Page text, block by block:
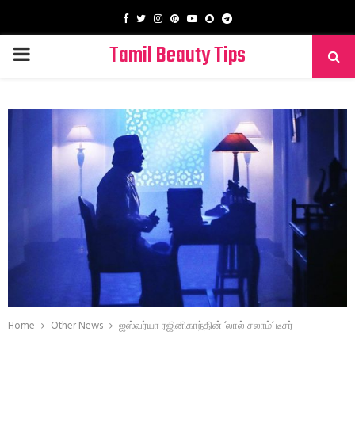
Facebook
TwitterInstagram
PinterestYoutube
SnapchatTelegram
PRIMARY
Tamil Beauty Tips
Home Other News ஐஸ்வர்யா ரஜினிகாந்தின் ‘லால் சலாம்’ டீசர்